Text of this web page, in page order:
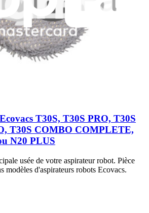
T30S, T30S PRO, T30S
T30S COMBO COMPLETE,
N20 PLUS
usée de votre aspirateur robot. Pièce
modèles d'aspirateurs robots Ecovacs.